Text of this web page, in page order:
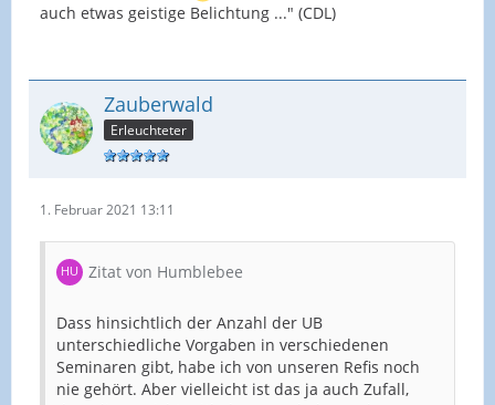
auch etwas geistige Belichtung ..." (CDL)
Zauberwald
Erleuchteter
1. Februar 2021 13:11
Zitat von Humblebee
Dass hinsichtlich der Anzahl der UB
unterschiedliche Vorgaben in verschiedenen
Seminaren gibt, habe ich von unseren Refis noch
nie gehört. Aber vielleicht ist das ja auch Zufall,